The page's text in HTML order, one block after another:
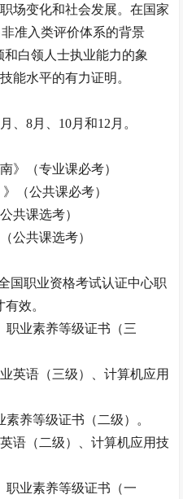
场变化和社会发展。在国家
准入类评价体系的背景
白领人士执业能力的象
能水平的有力证明。
、8月、10月和12月。
》（专业课必考）
》（公共课必考）
共课选考）
公共课选考）
国职业资格考试认证中心职
效。
职业素养等级证书（三
英语（三级）、计算机应用
养等级证书（二级）。
语（二级）、计算机应用技
职业素养等级证书（一